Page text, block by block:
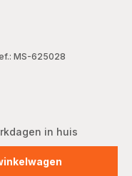
MS-625028
in huis